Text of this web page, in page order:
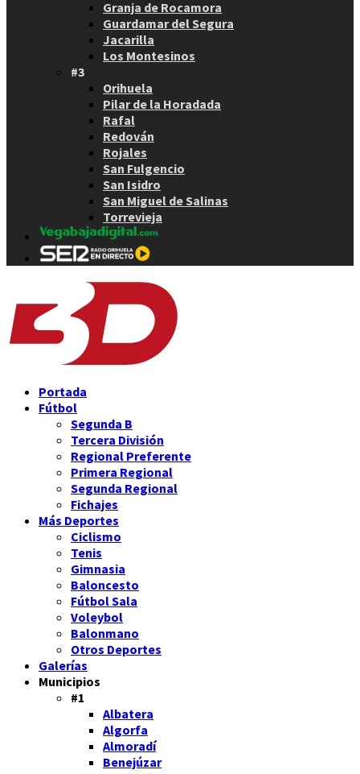
Granja de Rocamora
Guardamar del Segura
Jacarilla
Los Montesinos
#3
Orihuela
Pilar de la Horadada
Rafal
Redován
Rojales
San Fulgencio
San Isidro
San Miguel de Salinas
Torrevieja
Portada
Fútbol
Segunda B
Tercera División
Regional Preferente
Primera Regional
Segunda Regional
Fichajes
Más Deportes
Ciclismo
Tenis
Gimnasia
Baloncesto
Fútbol Sala
Voleybol
Balonmano
Otros Deportes
Galerías
Municipios
#1
Albatera
Algorfa
Almoradí
Benejúzar